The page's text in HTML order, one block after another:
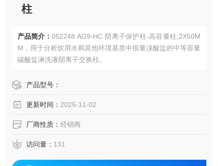
柱
产品简介： 052248 AG9-HC 阴离子保护柱-高容量柱,2X50M
M，用于分析饮用水和其他环境基质中痕量溴酸盐的中等容量
碳酸盐淋洗液阴离子交换柱。
产品型号：
更新时间： 2025-11-02
厂商性质： 经销商
访问量： 131